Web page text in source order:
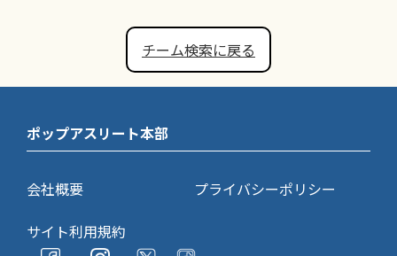
チーム検索に戻る
ポップアスリート本部
会社概要
プライバシーポリシー
サイト利用規約